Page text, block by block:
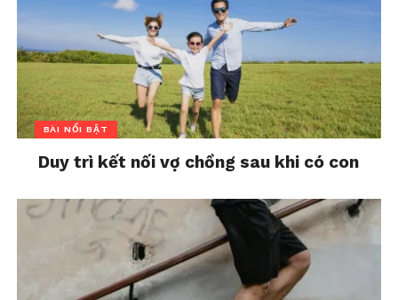
BÀI NỔI BẬT
Duy trì kết nối vợ chồng sau khi có con